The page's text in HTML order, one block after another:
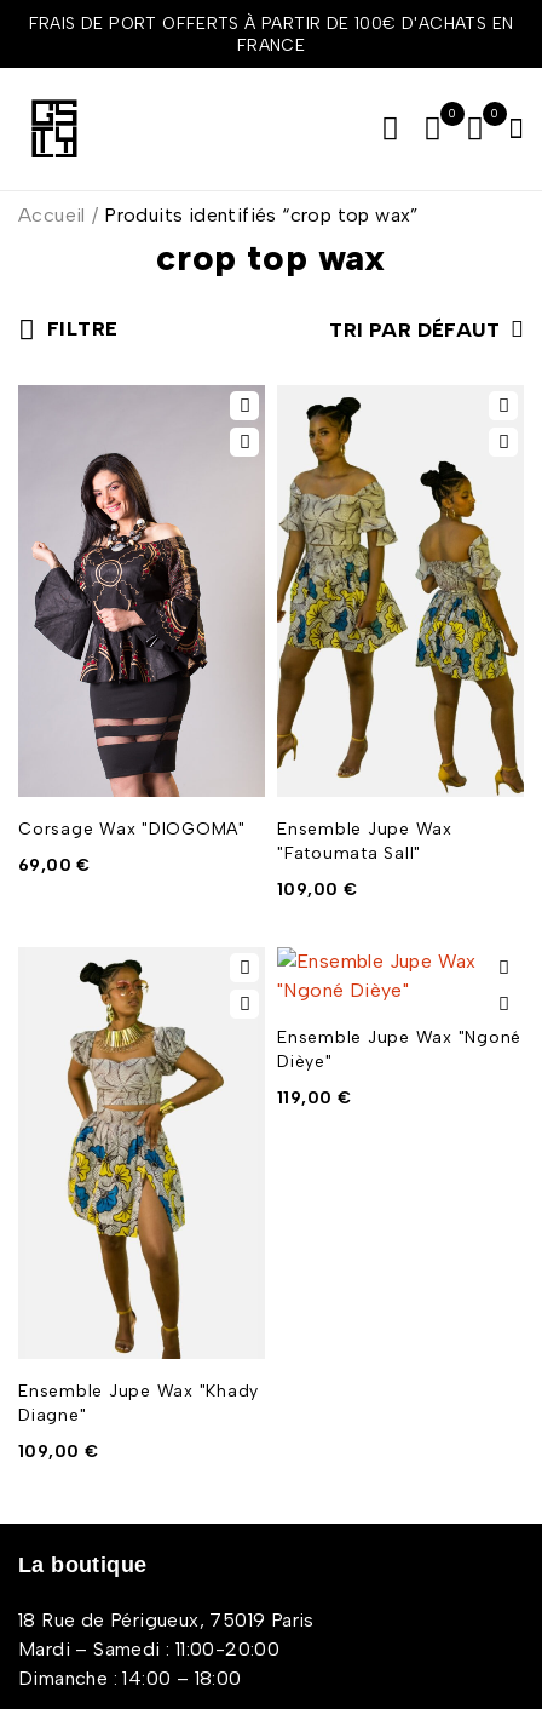
FRAIS DE PORT OFFERTS À PARTIR DE 100€ D'ACHATS EN
FRANCE
0 0
crop top wax
Accueil / Produits identifiés “crop top wax”
FILTRE TRI PAR DÉFAUT
Corsage Wax "DIOGOMA"
69,00€
Ensemble Jupe Wax
"Fatoumata Sall"
109,00 €
Ensemble Jupe Wax "Khady
Diagne"
109,00 €
Ensemble Jupe Wax "Ngoné
Dièye"
119,00 €
La boutique
18 Rue de Périgueux, 75019 Paris
Mardi – Samedi : 11:00-20:00
Dimanche : 14:00 – 18:00